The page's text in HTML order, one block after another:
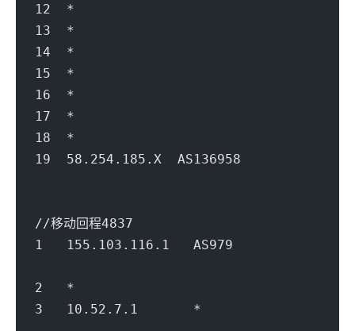
12  *
13  *
14  *
15  *
16  *
17  *
18  *
19  58.254.185.X  AS136958
//移动回程4837
1   155.103.116.1   AS979
2   *
3   10.52.7.1       *